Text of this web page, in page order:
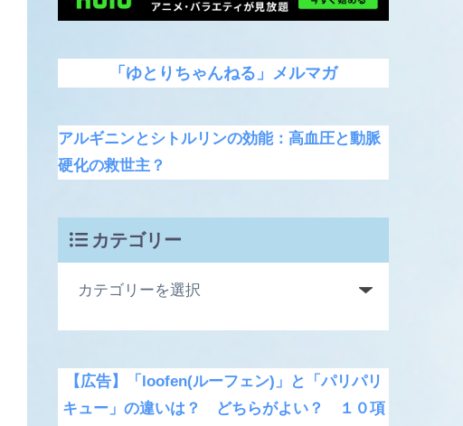
「ゆとりちゃんねる」メルマガ
アルギニンとシトルリンの効能：高血圧と動脈
硬化の救世主？
カテゴリー
【広告】「loofen(ルーフェン)」と「パリパリ
キュー」の違いは？ どちらがよい？ １０項